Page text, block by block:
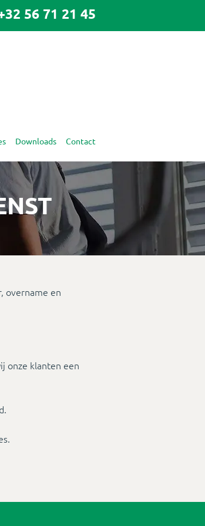
56 71 21 45
Downloads Contact
overname en
onze klanten een